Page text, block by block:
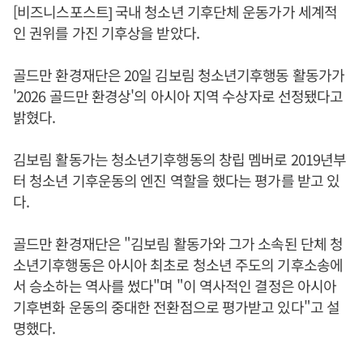
[비즈니스포스트] 국내 청소년 기후단체 운동가가 세계적
인 권위를 가진 기후상을 받았다.
골드만 환경재단은 20일 김보림 청소년기후행동 활동가가
'2026 골드만 환경상'의 아시아 지역 수상자로 선정됐다고
밝혔다.
김보림 활동가는 청소년기후행동의 창립 멤버로 2019년부
터 청소년 기후운동의 엔진 역할을 했다는 평가를 받고 있
다.
골드만 환경재단은 "김보림 활동가와 그가 소속된 단체 청
소년기후행동은 아시아 최초로 청소년 주도의 기후소송에
서 승소하는 역사를 썼다"며 "이 역사적인 결정은 아시아
기후변화 운동의 중대한 전환점으로 평가받고 있다"고 설
명했다.